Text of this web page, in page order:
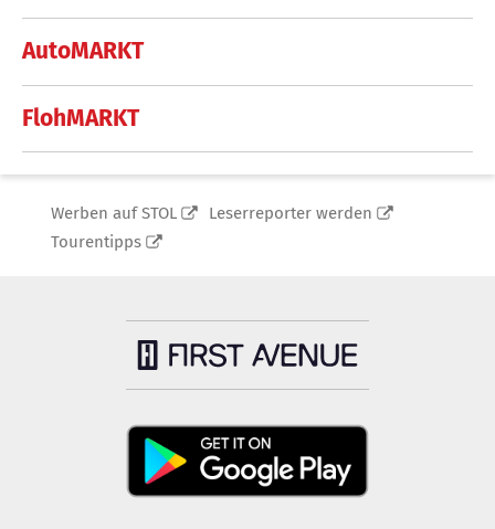
AutoMARKT
FlohMARKT
Werben auf STOL
Leserreporter werden
Tourentipps